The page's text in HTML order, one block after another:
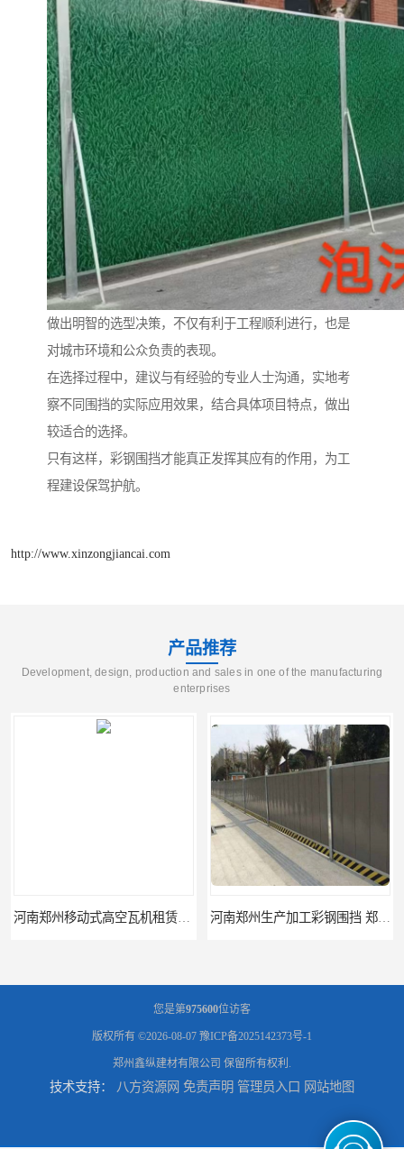
做出明智的选型决策，不仅有利于工程顺利进行，也是
对城市环境和公众负责的表现。
在选择过程中，建议与有经验的专业人士沟通，实地考
察不同围挡的实际应用效果，结合具体项目特点，做出
较适合的选择。
只有这样，彩钢围挡才能真正发挥其应有的作用，为工
程建设保驾护航。
http://www.xinzongjiancai.com
产品推荐
Development, design, production and sales in one of the manufacturing
enterprises
三门峡生产加工彩钢围挡 郑州鑫纵 质量好 围挡加工 开封生产加工彩钢围挡 郑州鑫纵 质量好 鑫纵建材
您是第975600位访客
版权所有 ©2026-08-07 豫ICP备2025142373号-1
郑州鑫纵建材有限公司 保留所有权利.
技术支持： 八方资源网 免责声明 管理员入口 网站地图